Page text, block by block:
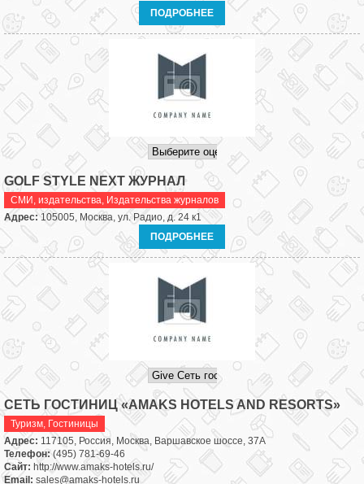
ПОДРОБНЕЕ
GOLF STYLE NEXT ЖУРНАЛ
СМИ, издательства, Издательства журналов
Адрес:105005, Москва, ул. Радио, д. 24 к1
ПОДРОБНЕЕ
СЕТЬ ГОСТИНИЦ «AMAKS HOTELS AND RESORTS»
Туризм, Гостиницы
Адрес: 117105, Россия, Москва, Варшавское шоссе, 37А
Телефон:(495) 781-69-46
Сайт: http://www.amaks-hotels.ru/
Email: sales@amaks-hotels.ru